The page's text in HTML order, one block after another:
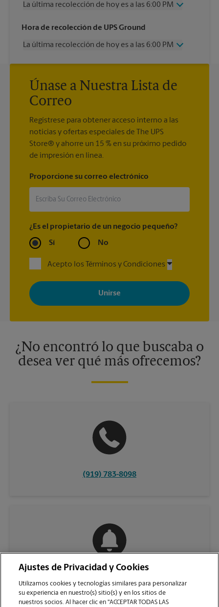
La última recolección de hoy es a las 6:00 PM
Miércoles
6:00 PM
Viernes
6:00 PM
Lunes
6:00 PM
Martes
6:00 PM
Hora de recolección de UPS Ground
La última recolección de hoy es a las 6:00 PM
Miércoles
6:00 PM
Jueves
Viernes
6:00 PM
Sábado
Lunes
6:00 PM
Martes
6:00 PM
Únase a Nuestra Lista de
Correo
Regístrese para obtener acceso interno a las
noticias y ofertas especiales de The UPS
Store® y ahorre un 15 % en su próximo pedido
de impresión en línea.
Proporcione su correo electrónico
¿Es el propietario de un negocio pequeño?
Sí No
Acepto los Términos y Condiciones
Al registrarse, acepta recibir correos electrónicos de The UPS
Store con noticias, ofertas especiales, promociones y mensajes
adaptados a sus intereses. Puede darse de baja en cualquier
momento. Para más información, consulte nuestra política de
¿No encontró lo que buscaba o
desea ver qué más ofrecemos?
(919) 783-8098
Ajustes de Privacidad y Cookies
Utilizamos cookies y tecnologías similares para personalizar
su experiencia en nuestro(s) sitio(s) y en los sitios de
nuestros socios. Al hacer clic en "ACCEPTAR TODAS LAS